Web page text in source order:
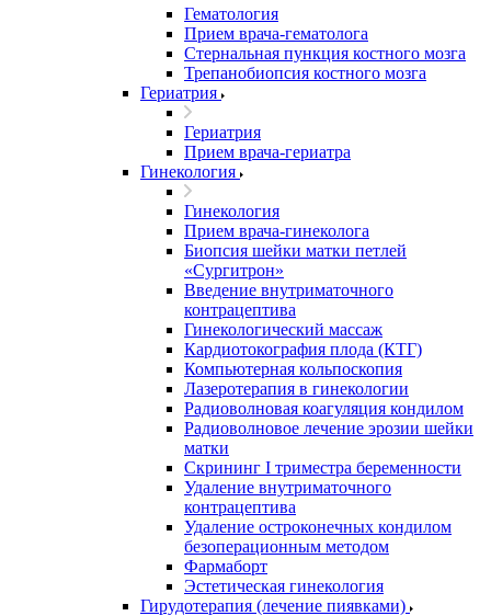
Гематология
Прием врача-гематолога
Стернальная пункция костного мозга
Трепанобиопсия костного мозга
Гериатрия
Гериатрия
Прием врача-гериатра
Гинекология
Гинекология
Прием врача-гинеколога
Биопсия шейки матки петлей
«Сургитрон»
Введение внутриматочного
контрацептива
Гинекологический массаж
Кардиотокография плода (КТГ)
Компьютерная кольпоскопия
Лазеротерапия в гинекологии
Радиоволновая коагуляция кондилом
Радиоволновое лечение эрозии шейки
матки
Скрининг I триместра беременности
Удаление внутриматочного
контрацептива
Удаление остроконечных кондилом
безоперационным методом
Фармаборт
Эстетическая гинекология
Гирудотерапия (лечение пиявками)